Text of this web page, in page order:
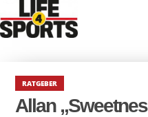
RATGEBER
Allan